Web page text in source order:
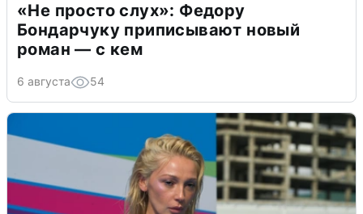
«Не просто слух»: Федору
Бондарчуку приписывают новый
роман — с кем
6 августа 54